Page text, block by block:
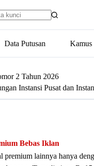
Data Putusan
2 Tahun 2026
Instansi Pusat dan
Bebas Iklan
premium lainnya hanya